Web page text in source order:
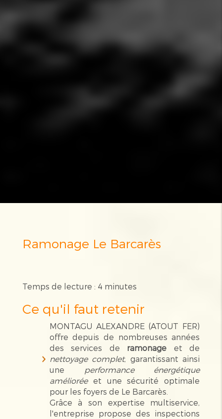
Ramonage Le Barcarès
Temps de lecture : 4 minutes
Ce qu'il faut retenir
MONTAGU ALEXANDRE (ATOUT FER)
offre depuis de nombreuses années
des services de ramonage et de
nettoyage complet, garantissant ainsi
une
performance énergétique
amélioréeet une sécurité optimale
pour les foyers de Le Barcarès.
Grâce à son expertise multiservice,
l'entreprise propose des inspections